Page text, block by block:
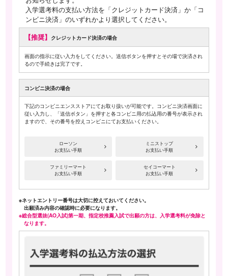
入学選考料の支払い方法を「クレジットカード決済」か「コ
ンビニ決済」のいずれかより選択してください。
【推奨】 クレジットカード決済の場合
画面の指示に従い入力をしてください。送信ボタンを押すとその場で決済され
るので手続きは完了です。
コンビニ決済の場合
下記のコンビニエンスストアにてお取り扱いが可能です。コンビニ決済画面に
従い入力し、「送信ボタン」を押すと各コンビニ用の払込用の番号が表示され
ますので、その番号を控えコンビニにてお支払いください。
ローソン
お支払い手順
ミニストップ
お支払い手順
ファミリーマート
お支払い手順
セイコーマート
お支払い手順
※ネットエントリー番号は大切に控えておいてください。
出願済み内容の確認時に必要になります。
※総合型選抜(AO入試)第一期、指定校推薦入試で出願の方は、入学選考料が免除と
なります。